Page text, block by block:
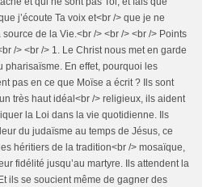
j’écoute Ta voix et<br /> que je ne
de la Vie.<br /> <br /> <br /> Points
/> <br /> 1. Le Christ nous met en garde
pharisaïsme. En effet, pourquoi les
pas en ce que Moïse a écrit ? Ils sont
très haut idéal<br /> religieux, ils aident
la Loi dans la vie quotidienne. Ils
du judaïsme au temps de Jésus, ce
héritiers de la tradition<br /> mosaïque,
fidélité jusqu’au martyre. Ils attendent la
ils se soucient même de gagner des